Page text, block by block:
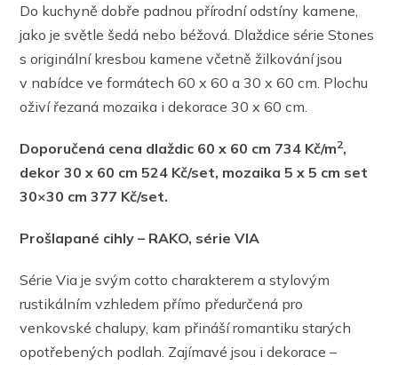
Do kuchyně dobře padnou přírodní odstíny kamene,
jako je světle šedá nebo béžová. Dlaždice série Stones
s originální kresbou kamene včetně žilkování jsou
v nabídce ve formátech 60 x 60 a 30 x 60 cm. Plochu
oživí řezaná mozaika i dekorace 30 x 60 cm.
Doporučená cena dlaždic 60 x 60 cm 734 Kč/m2,
dekor 30 x 60 cm 524 Kč/set, mozaika 5 x 5 cm set
30×30 cm 377 Kč/set.
Prošlapané cihly – RAKO, série VIA
Série Via je svým cotto charakterem a stylovým
rustikálním vzhledem přímo předurčená pro
venkovské chalupy, kam přináší romantiku starých
opotřebených podlah. Zajímavé jsou i dekorace –